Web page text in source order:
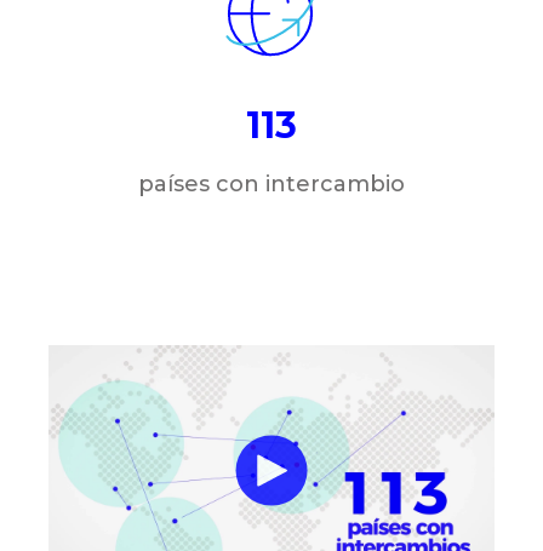
113
países con intercambio